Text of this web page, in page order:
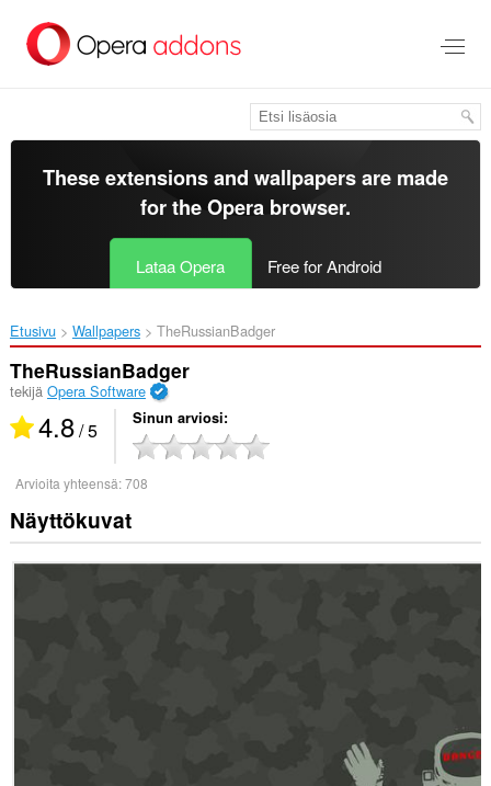
pääsisältöön
These extensions and wallpapers are made
for theOpera browser.
Lataa Opera Free for Android
Etusivu Wallpapers TheRussianBadger‎
TheRussianBadger
tekijä Opera Software
4.8/ 5 Sinun arviosi
Arvioita yhteensä:708
Näyttökuvat